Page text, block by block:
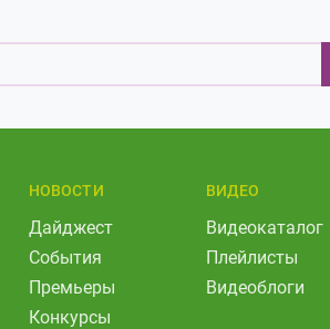
НОВОСТИ
Дайджест
События
Премьеры
Конкурсы
ВИДЕО
Видеокаталог
Плейлисты
Видеоблоги